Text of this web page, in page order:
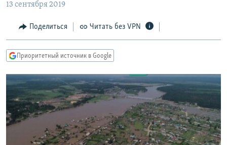
Вернутся
Вернутся
поиску
МНЕНИЯ
КУЛЬТУРА
КАВКАЗ.РЕАЛИИ
СЕВЕР.РЕАЛИИ
СИБИРЬ.РЕАЛИИ
РАСПИСАНИЕ ВЕЩАНИЯ
ПОДПИШИТЕСЬ НА РАССЫЛКУ
13 сентября 2019
Поделиться Читать без VPN
Приоритетный источник в Google